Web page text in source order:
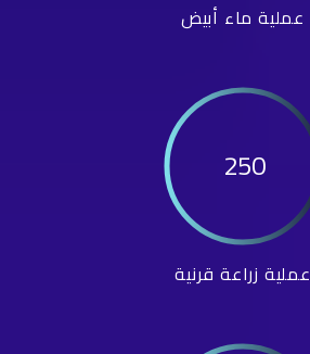
عملية ماء أبيض
250
عملية زراعة قرنية